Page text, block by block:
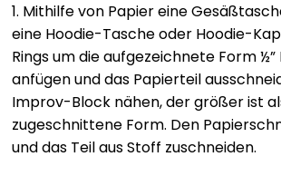
1. Mithilfe von Papier eine
eine Hoodie-Tasche oder Hoodie-
Rings um die aufgezeichnete Form
anfügen und das Papierteil
Improv-Block nähen, der größer ist
zugeschnittene Form. Den
und das Teil aus Stoff zuschneiden.